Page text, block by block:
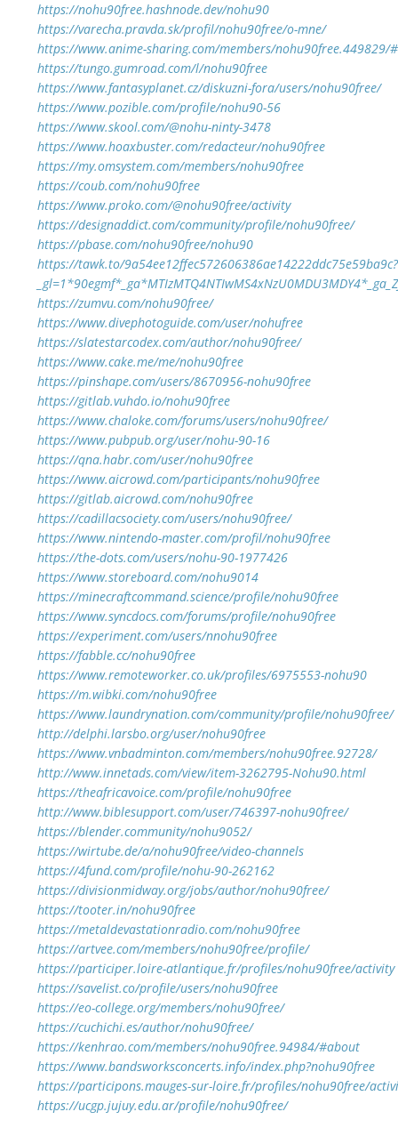
https://nohu90free.hashnode.dev/nohu90
https://varecha.pravda.sk/profil/nohu90free/o-mne/
https://www.anime-sharing.com/members/nohu90free.449829/
https://tungo.gumroad.com/l/nohu90free
https://www.fantasyplanet.cz/diskuzni-fora/users/nohu90free/
https://www.pozible.com/profile/nohu90-56
https://www.skool.com/@nohu-ninty-3478
https://www.hoaxbuster.com/redacteur/nohu90free
https://my.omsystem.com/members/nohu90free
https://coub.com/nohu90free
https://www.proko.com/@nohu90free/activity
https://designaddict.com/community/profile/nohu90free/
https://pbase.com/nohu90free/nohu90
https://tawk.to/9a54ee12ffec572606386ae14222ddc75e59ba9c?
https://zumvu.com/nohu90free/
https://www.divephotoguide.com/user/nohufree
https://slatestarcodex.com/author/nohu90free/
https://www.cake.me/me/nohu90free
https://pinshape.com/users/8670956-nohu90free
https://gitlab.vuhdo.io/nohu90free
https://www.chaloke.com/forums/users/nohu90free/
https://www.pubpub.org/user/nohu-90-16
https://qna.habr.com/user/nohu90free
https://www.aicrowd.com/participants/nohu90free
https://gitlab.aicrowd.com/nohu90free
https://cadillacsociety.com/users/nohu90free/
https://www.nintendo-master.com/profil/nohu90free
https://the-dots.com/users/nohu-90-1977426
https://www.storeboard.com/nohu9014
https://minecraftcommand.science/profile/nohu90free
https://www.syncdocs.com/forums/profile/nohu90free
https://experiment.com/users/nnohu90free
https://fabble.cc/nohu90free
https://www.remoteworker.co.uk/profiles/6975553-nohu90
https://m.wibki.com/nohu90free
https://www.laundrynation.com/community/profile/nohu90free/
http://delphi.larsbo.org/user/nohu90free
https://www.vnbadminton.com/members/nohu90free.92728/
http://www.innetads.com/view/item-3262795-Nohu90.html
https://theafricavoice.com/profile/nohu90free
http://www.biblesupport.com/user/746397-nohu90free/
https://blender.community/nohu9052/
https://wirtube.de/a/nohu90free/video-channels
https://4fund.com/profile/nohu-90-262162
https://divisionmidway.org/jobs/author/nohu90free/
https://tooter.in/nohu90free
https://metaldevastationradio.com/nohu90free
https://artvee.com/members/nohu90free/profile/
https://participer.loire-atlantique.fr/profiles/nohu90free/activity
https://savelist.co/profile/users/nohu90free
https://eo-college.org/members/nohu90free/
https://cuchichi.es/author/nohu90free/
https://kenhrao.com/members/nohu90free.94984/#about
https://www.bandsworksconcerts.info/index.php?nohu90free
https://participons.mauges-sur-loire.fr/profiles/nohu90free/
https://ucgp.jujuy.edu.ar/profile/nohu90free/